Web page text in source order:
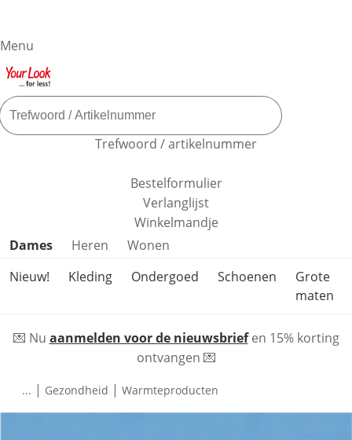
Menu
Trefwoord / artikelnummer
Bestelformulier
Verlanglijst
Winkelmandje
Productcategorieën overslaan
Dames Heren
Wonen
Nieuw!
Kleding Ondergoed Schoenen
Grote
maten
💌 Nu aanmelden voor de nieuwsbriefen 15% korting
ontvangen 💌
... | Gezondheid | Warmteproducten